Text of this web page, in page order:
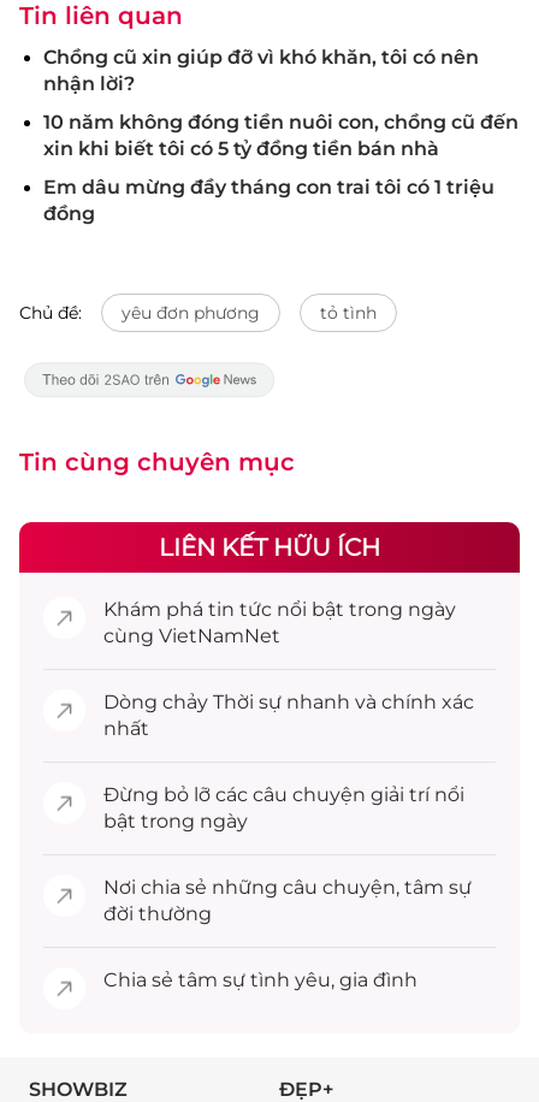
Tin liên quan
Chồng cũ xin giúp đỡ vì khó khăn, tôi có nên
nhận lời?
10 năm không đóng tiền nuôi con, chồng cũ đến
xin khi biết tôi có 5 tỷ đồng tiền bán nhà
Em dâu mừng đầy tháng con trai tôi có 1 triệu
đồng
Chủ đề: yêu đơn phương tỏ tình
Tin cùng chuyên mục
LIÊN KẾT HỮU ÍCH
Khám phá tin tức nổi bật trong ngày
cùng VietNamNet
Dòng chảy Thời sự nhanh và chính xác
nhất
Đừng bỏ lỡ các câu chuyện giải trínổi
bật trong ngày
Nơi chia sẻ những câu chuyện, tâm sự
đời thường
Chia sẻ tâm sự tình yêu, gia đình
SHOWBIZ ĐẸP+